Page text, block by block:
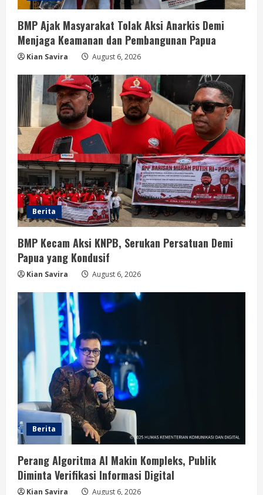
BMP Ajak Masyarakat Tolak Aksi Anarkis Demi
Menjaga Keamanan dan Pembangunan Papua
Kian Savira August 6, 2026
Berita
BMP Kecam Aksi KNPB, Serukan Persatuan Demi
Papua yang Kondusif
Kian Savira August 6, 2026
Berita
Perang Algoritma AI Makin Kompleks, Publik
Diminta Verifikasi Informasi Digital
Kian Savira August 6, 2026